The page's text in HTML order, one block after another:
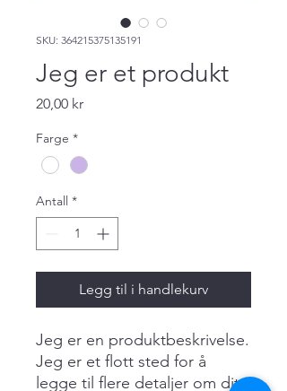
SKU: 364215375135191
Jeg er et produkt
20,00 krPris
Farge *
Antall *
Legg til i handlekurv
Jeg er en produktbeskrivelse.
Jeg er et flott sted for å
legge til flere detaljer om ditt